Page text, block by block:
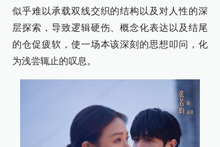
似乎难以承载双线交织的结构以及对人性的深
层探索，导致逻辑硬伤、概念化表达以及结尾
的仓促疲软，使一场本该深刻的思想叩问，化
为浅尝辄止的叹息。